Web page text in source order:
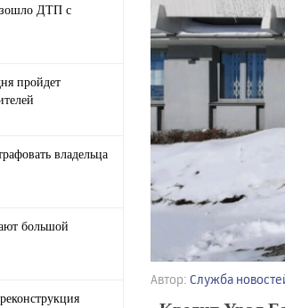
ДТП с
пройдет
владельца
большой
Автор: Служба